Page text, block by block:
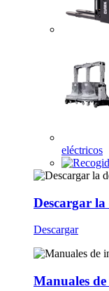
eléctricos
Descargar
Descargar
Manuales